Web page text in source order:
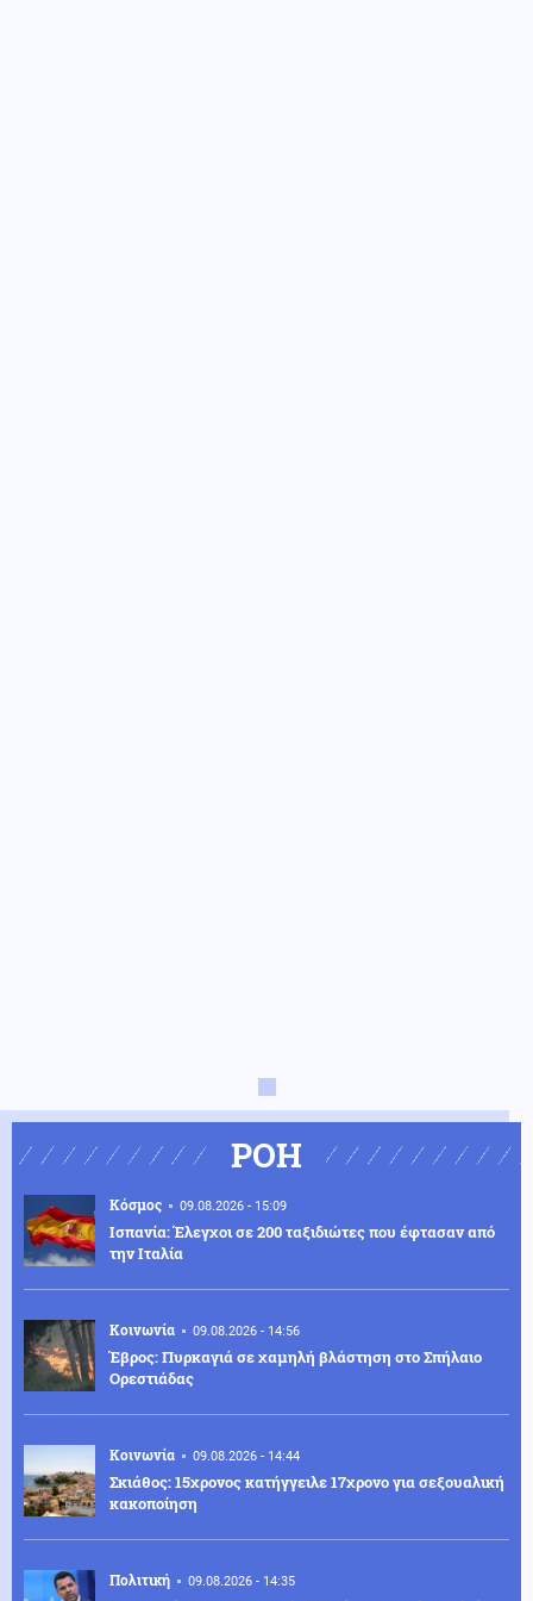
ΡΟΗ
Κόσμος 09.08.2026 - 15:09
Ισπανία: Έλεγχοι σε 200 ταξιδιώτες που έφτασαν από
την Ιταλία
Κοινωνία 09.08.2026 - 14:56
Έβρος: Πυρκαγιά σε χαμηλή βλάστηση στο Σπήλαιο
Ορεστιάδας
Κοινωνία 09.08.2026 - 14:44
Σκιάθος: 15χρονος κατήγγειλε 17χρονο για σεξουαλική
κακοποίηση
Πολιτική 09.08.2026 - 14:35